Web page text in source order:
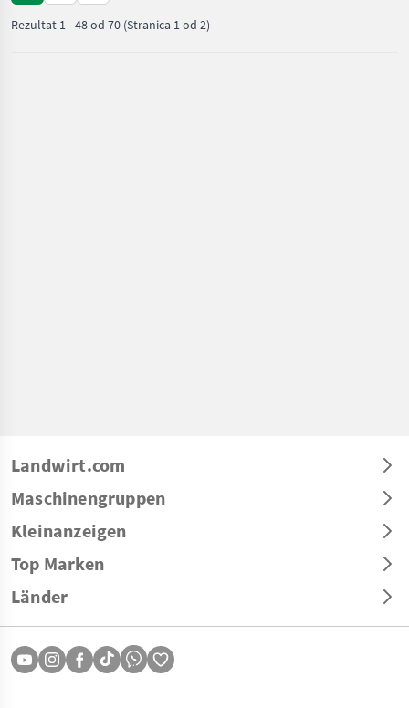
Rezultat 1-48od 70 (Stranica 1 od 2)
Landwirt.com
Maschinengruppen
Kleinanzeigen
Top Marken
Länder